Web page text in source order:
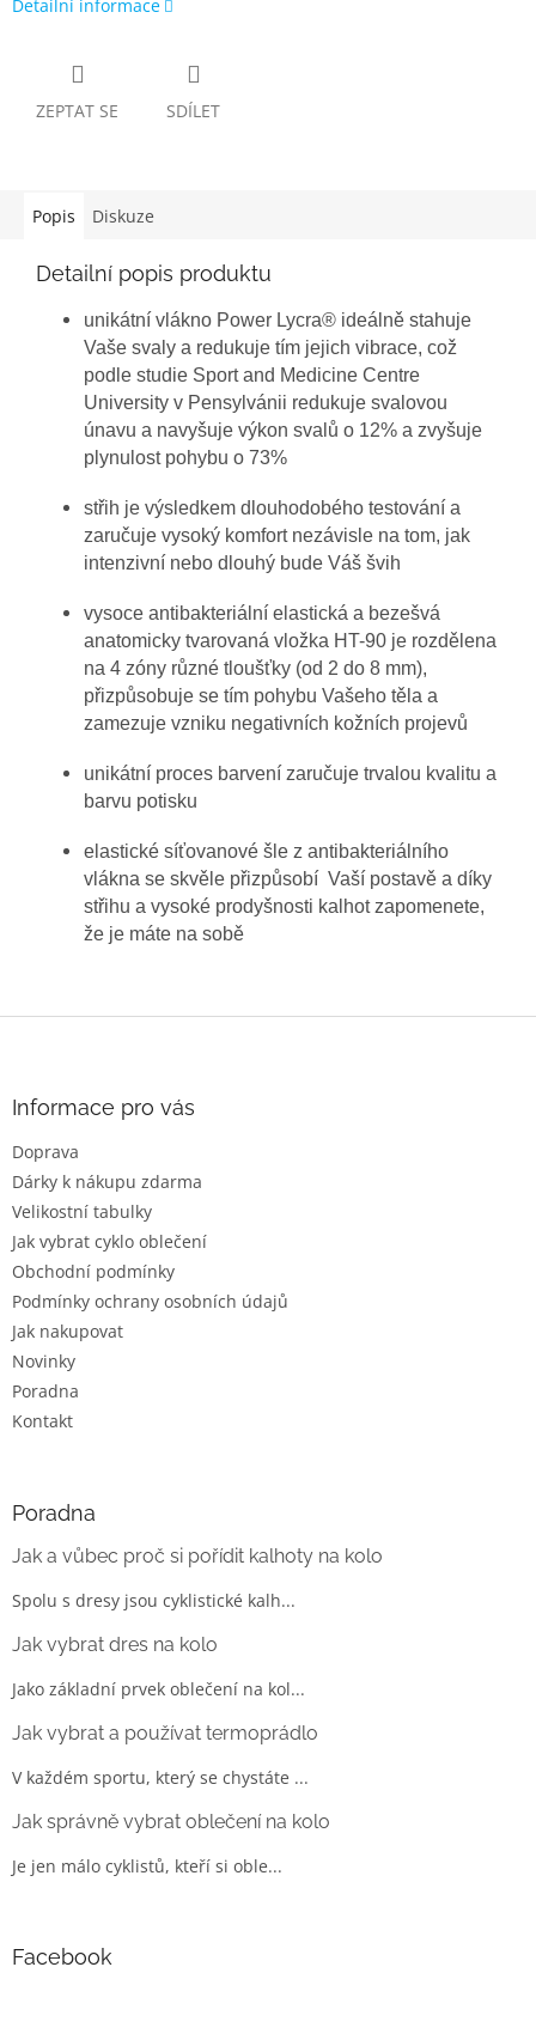
Detailní informace
ZEPTAT SE SDÍLET
Popis Diskuze
Detailní popis produktu
unikátní vlákno Power Lycra® ideálně stahuje
Vaše svaly a redukuje tím jejich vibrace, což
podle studie Sport and Medicine Centre
University v Pensylvánii redukuje svalovou
únavu a navyšuje výkon svalů o 12% a zvyšuje
plynulost pohybu o 73%
střih je výsledkem dlouhodobého testování a
zaručuje vysoký komfort nezávisle na tom, jak
intenzivní nebo dlouhý bude Váš švih
vysoce antibakteriální elastická a bezešvá
anatomicky tvarovaná vložka HT-90 je rozdělena
na 4 zóny různé tloušťky (od 2 do 8 mm),
přizpůsobuje se tím pohybu Vašeho těla a
zamezuje vzniku negativních kožních projevů
unikátní proces barvení zaručuje trvalou kvalitu a
barvu potisku
elastické síťovanové šle z antibakteriálního
vlákna se skvěle přizpůsobí Vaší postavě a díky
střihu a vysoké prodyšnosti kalhot zapomenete,
že je máte na sobě
Informace pro vás
Doprava
Dárky k nákupu zdarma
Velikostní tabulky
Jak vybrat cyklo oblečení
Obchodní podmínky
Podmínky ochrany osobních údajů
Jak nakupovat
Novinky
Poradna
Kontakt
Poradna
Jak a vůbec proč si pořídit kalhoty na kolo
Spolu s dresy jsou cyklistické kalh...
Jak vybrat dres na kolo
Jako základní prvek oblečení na kol...
Jak vybrat a používat termoprádlo
V každém sportu, který se chystáte ...
Jak správně vybrat oblečení na kolo
Je jen málo cyklistů, kteří si oble...
Facebook